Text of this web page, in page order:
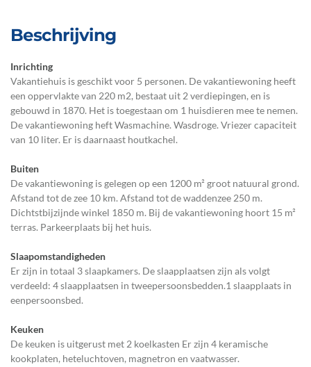
Beschrijving
Inrichting
Vakantiehuis is geschikt voor 5 personen. De vakantiewoning heeft
een oppervlakte van 220 m2, bestaat uit 2 verdiepingen, en is
gebouwd in 1870. Het is toegestaan om 1 huisdieren mee te nemen.
De vakantiewoning heft Wasmachine. Wasdroge. Vriezer capaciteit
van 10 liter. Er is daarnaast houtkachel.
Buiten
De vakantiewoning is gelegen op een 1200 m² groot natuural grond.
Afstand tot de zee 10 km. Afstand tot de waddenzee 250 m.
Dichtstbijzijnde winkel 1850 m. Bij de vakantiewoning hoort 15 m²
terras. Parkeerplaats bij het huis.
Slaapomstandigheden
Er zijn in totaal 3 slaapkamers. De slaapplaatsen zijn als volgt
verdeeld: 4 slaapplaatsen in tweepersoonsbedden.1 slaapplaats in
eenpersoonsbed.
Keuken
De keuken is uitgerust met 2 koelkasten Er zijn 4 keramische
kookplaten, heteluchtoven, magnetron en vaatwasser.